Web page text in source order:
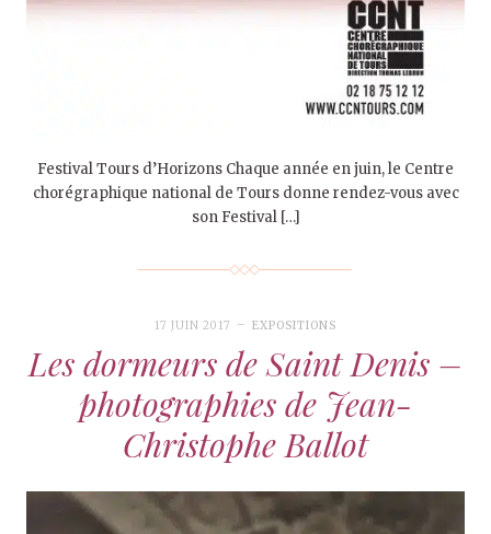
Festival Tours d’Horizons Chaque année en juin, le Centre
chorégraphique national de Tours donne rendez-vous avec
son Festival […]
17 JUIN 2017 EXPOSITIONS
Les dormeurs de Saint Denis –
photographies de Jean-
Christophe Ballot